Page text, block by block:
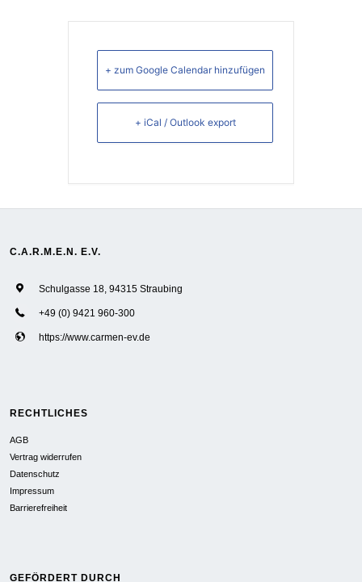
+ zum Google Calendar hinzufügen
+ iCal / Outlook export
C.A.R.M.E.N. E.V.
Schulgasse 18, 94315 Straubing
+49 (0) 9421 960-300
https://www.carmen-ev.de
RECHTLICHES
AGB
Vertrag widerrufen
Datenschutz
Impressum
Barrierefreiheit
GEFÖRDERT DURCH